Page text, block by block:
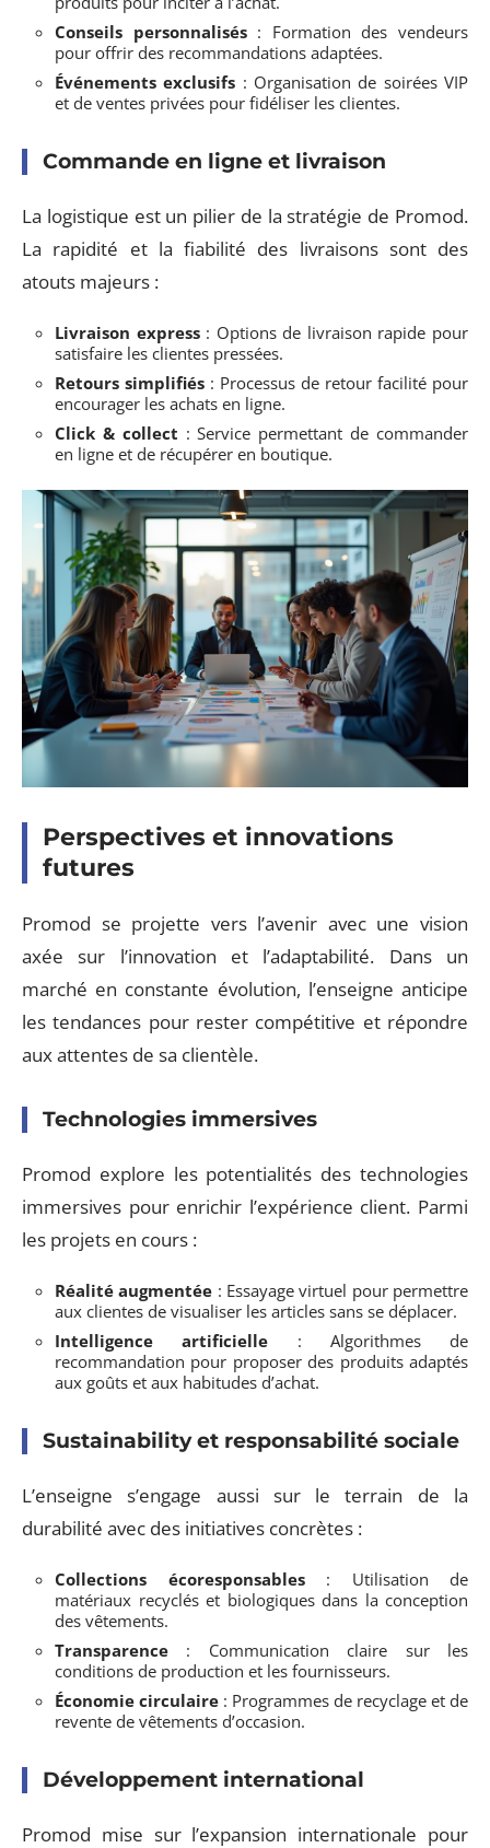
Conseils personnalisés: Formation des vendeurs
pour offrir des recommandations adaptées.
Événements exclusifs : Organisation de soirées VIP
et de ventes privées pour fidéliser les clientes.
Commande en ligne et livraison
La logistique est un pilier de la stratégie de Promod.
La rapidité et la fiabilité des livraisons sont des
atouts majeurs :
Livraison express: Options de livraison rapide pour
satisfaire les clientes pressées.
Retours simplifiés : Processus de retour facilité pour
encourager les achats en ligne.
Click & collect : Service permettant de commander
en ligne et de récupérer en boutique.
Perspectives et innovations
futures
Promod se projette vers l’avenir avec une vision
axée sur l’innovation et l’adaptabilité. Dans un
marché en constante évolution, l’enseigne anticipe
les tendances pour rester compétitive et répondre
aux attentes de sa clientèle.
Technologies immersives
Promod explore les potentialités des technologies
immersives pour enrichir l’expérience client. Parmi
les projets en cours :
Réalité augmentée : Essayage virtuel pour permettre
aux clientes de visualiser les articles sans se déplacer.
Intelligence artificielle : Algorithmes de
recommandation pour proposer des produits adaptés
aux goûts et aux habitudes d’achat.
Sustainability et responsabilité sociale
L’enseigne s’engage aussi sur le terrain de la
durabilité avec des initiatives concrètes :
Collections écoresponsables: Utilisation de
matériaux recyclés et biologiques dans la conception
des vêtements.
Transparence : Communication claire sur les
conditions de production et les fournisseurs.
Économie circulaire : Programmes de recyclage et de
revente de vêtements d’occasion.
Développement international
Promod mise sur l’expansion internationale pour